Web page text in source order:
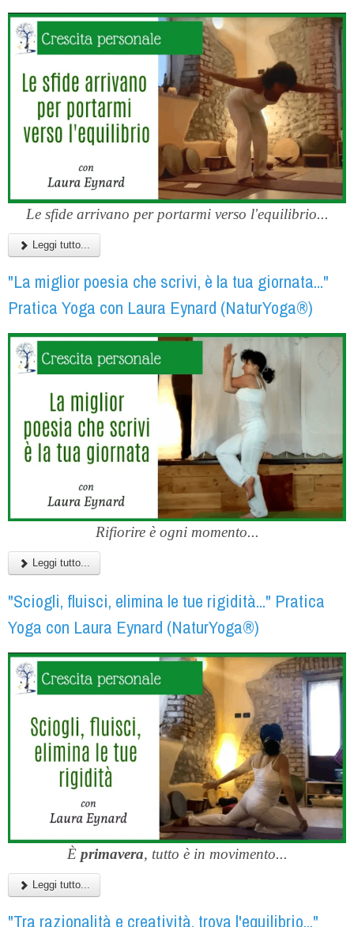
Le sfide arrivano per portarmi verso l'equilibrio...
Leggi tutto...
"La miglior poesia che scrivi, è la tua giornata..."
Pratica Yoga con Laura Eynard (NaturYoga®)
Rifiorire è ogni momento...
Leggi tutto...
"Sciogli, fluisci, elimina le tue rigidità..." Pratica
Yoga con Laura Eynard (NaturYoga®)
È primavera, tutto è in movimento...
Leggi tutto...
"Tra razionalità e creatività, trova l'equilibrio..."